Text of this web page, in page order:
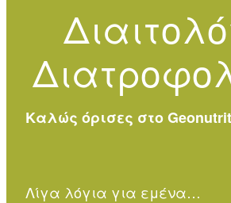
Καλώς όρισες στο
Λίγα λόγια για εμένα…